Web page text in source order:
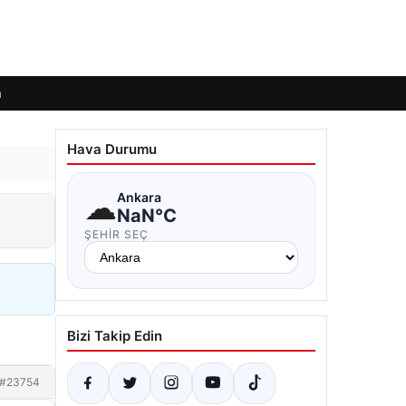
#23754
Hava Durumu
☁Ankara
NaN°C
ŞEHIR SEÇ
Bizi Takip Edin